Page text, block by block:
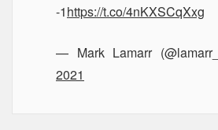
-1https://t.co/4nKXSCqXxg
— Mark Lamarr
2021